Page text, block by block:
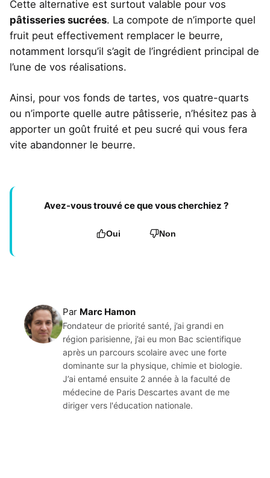
Cette alternative est surtout valable pour vos
pâtisseries sucrées. La compote de n’importe quel
fruit peut effectivement remplacer le beurre,
notamment lorsqu’il s’agit de l’ingrédient principal de
l’une de vos réalisations.
Ainsi, pour vos fonds de tartes, vos quatre-quarts
ou n’importe quelle autre pâtisserie, n’hésitez pas à
apporter un goût fruité et peu sucré qui vous fera
vite abandonner le beurre.
Avez-vous trouvé ce que vous cherchiez ?
Oui Non
Par Marc Hamon
Fondateur de priorité santé, j’ai grandi en
région parisienne, j’ai eu mon Bac scientifique
après un parcours scolaire avec une forte
dominante sur la physique, chimie et biologie.
J’ai entamé ensuite 2 année à la faculté de
médecine de Paris Descartes avant de me
diriger vers l'éducation nationale.